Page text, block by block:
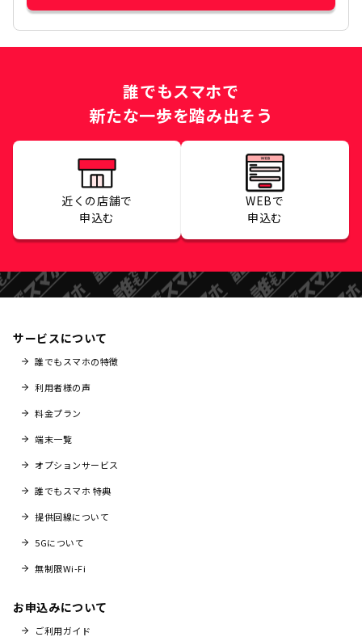
誰でもスマホで
新たな一歩を踏み出そう
近くの店舗で
申込む
WEBで
申込む
サービスについて
誰でもスマホの特徴
利用者様の声
料金プラン
端末一覧
オプションサービス
誰でもスマホ 特典
提供回線について
5Gについて
無制限Wi-Fi
お申込みについて
ご利用ガイド